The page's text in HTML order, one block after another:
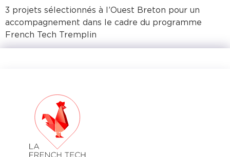
3 projets sélectionnés à l’Ouest Breton pour un
accompagnement dans le cadre du programme
French Tech Tremplin